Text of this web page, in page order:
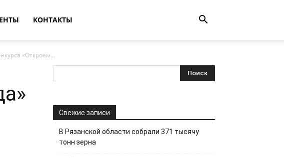
КОНТАКТЫ
«Откроем...
Свежие записи
В Рязанской области собрали 371 тысячу
тонн зерна